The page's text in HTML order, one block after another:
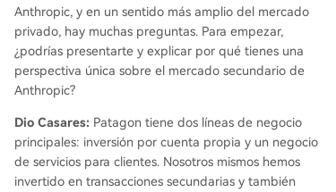
Anthropic, y en un sentido más amplio del mercado
privado, hay muchas preguntas. Para empezar,
¿podrías presentarte y explicar por qué tienes una
perspectiva única sobre el mercado secundario de
Anthropic?
Dio Casares: Patagon tiene dos líneas de negocio
principales: inversión por cuenta propia y un negocio
de servicios para clientes. Nosotros mismos hemos
invertido en transacciones secundarias y también